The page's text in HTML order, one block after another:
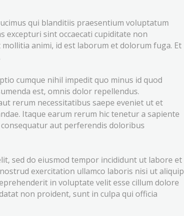
qui blanditiis praesentium voluptatum
excepturi sint occaecati cupiditate non
animi, id est laborum et dolorum fuga. Et
cumque nihil impedit quo minus id quod
est, omnis dolor repellendus.
rerum necessitatibus saepe eveniet ut et
Itaque earum rerum hic tenetur a sapiente
aut perferendis doloribus
sed do eiusmod tempor incididunt ut labore et
exercitation ullamco laboris nisi ut aliquip
in voluptate velit esse cillum dolore
non proident, sunt in culpa qui officia